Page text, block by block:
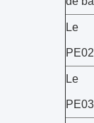
Le
PE02
Le
PE03